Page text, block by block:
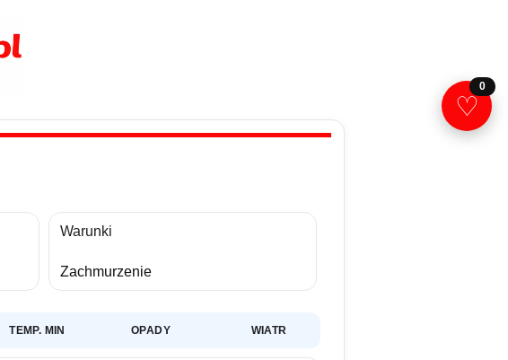
Warunki
Zachmurzenie
TEMP. MIN OPADY WIATR
♡
0